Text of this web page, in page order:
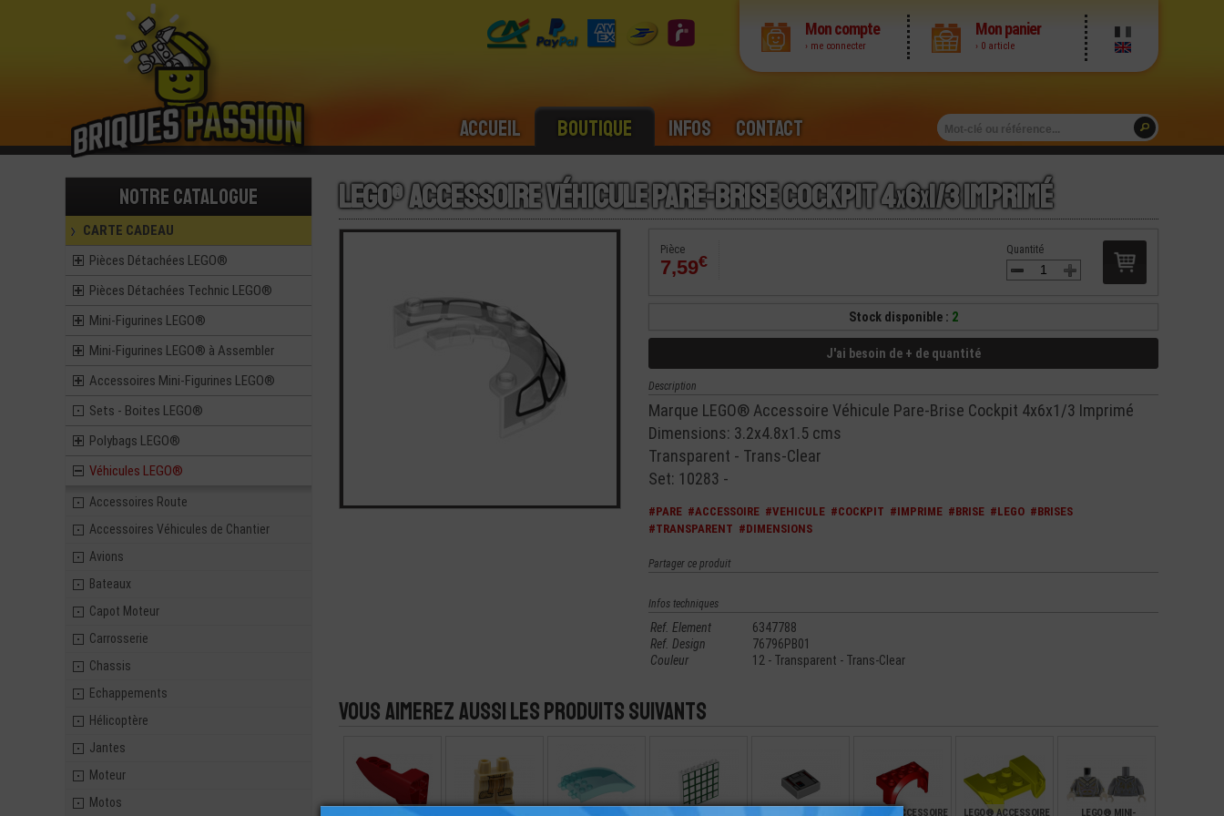
Mon compte
› me connecter
Mon panier
› 0 article
Accueil Boutique Infos Contact
Notre catalogue
CARTE CADEAU
Pièces Détachées LEGO®
Pièces Détachées Technic LEGO®
Mini-Figurines LEGO®
Mini-Figurines LEGO® à Assembler
Accessoires Mini-Figurines LEGO®
Sets - Boites LEGO®
Polybags LEGO®
Véhicules LEGO®
Accessoires Route
Accessoires Véhicules de Chantier
Avions
Bateaux
Capot Moteur
Carrosserie
Chassis
Echappements
Hélicoptère
Jantes
Moteur
Motos
LEGO® Accessoire Véhicule Pare-Brise Cockpit 4x6x1/3 Imprimé
Pièce
7,59€
Quantité
Stock disponible : 2
J'ai besoin de + de quantité
Description
Marque LEGO® Accessoire Véhicule Pare-Brise Cockpit 4x6x1/3 Imprimé
Dimensions: 3.2x4.8x1.5 cms
Transparent - Trans-Clear
Set: 10283 -
#PARE #ACCESSOIRE #VEHICULE #COCKPIT #IMPRIME #BRISE #LEGO #BRISES
#TRANSPARENT #DIMENSIONS
Partager ce produit
Infos techniques
Ref. Element
6347788
Ref. Design
76796PB01
Couleur
12 - Transparent - Trans-Clear
Vous aimerez aussi les produits suivants
LEGO® MINI-
LEGO® ACCESSOIRE
LEGO® ACCESSOIRE
LEGO® ACCESSOIRE
LEGO® MINI-